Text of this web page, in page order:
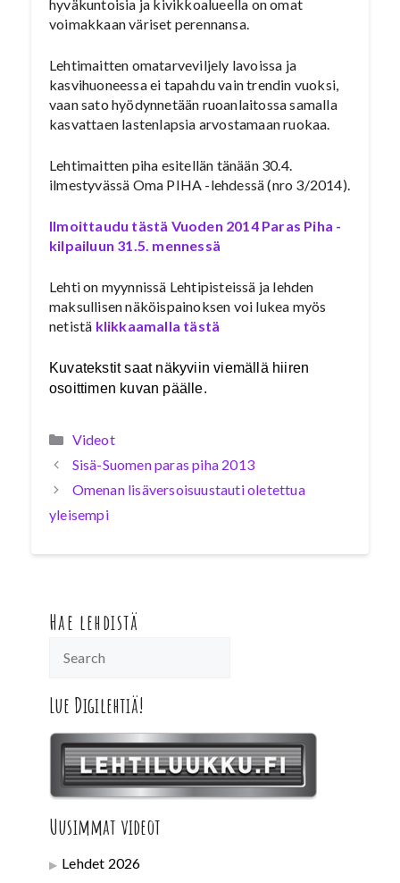
hyväkuntoisia ja kivikkoalueella on omat
voimakkaan väriset perennansa.
Lehtimaitten omatarveviljely lavoissa ja
kasvihuoneessa ei tapahdu vain trendin vuoksi,
vaan sato hyödynnetään ruoanlaitossa samalla
kasvattaen lastenlapsia arvostamaan ruokaa.
Lehtimaitten piha esitellän tänään 30.4.
ilmestyvässä Oma PIHA -lehdessä (nro 3/2014).
Ilmoittaudu tästä Vuoden 2014 Paras Piha -
kilpailuun 31.5. mennessä
Lehti on myynnissä Lehtipisteissä ja lehden
maksullisen näköispainoksen voi lukea myös
netistä klikkaamalla tästä
Kuvatekstit saat näkyviin viemällä hiiren
osoittimen kuvan päälle.
Kategoriat
Videot
Sisä-Suomen paras piha 2013
Omenan lisäversoisuustauti oletettua
yleisempi
Hae lehdistä
Lue Digilehtiä!
Uusimmat videot
Lehdet 2026